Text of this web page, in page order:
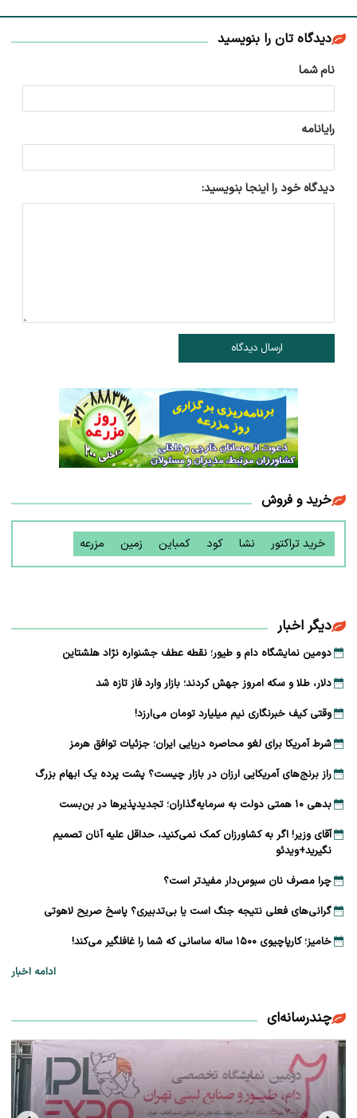
دیدگاه تان را بنویسید
نام شما
رایانامه
دیدگاه خود را اینجا بنویسید:
ارسال دیدگاه
خرید و فروش
خرید تراکتور نشا کود کمباین زمین مزرعه
دیگر اخبار
دومین نمایشگاه دام و طیور؛ نقطه عطف جشنواره نژاد هلشتاین
دلار، طلا و سکه امروز جهش کردند؛ بازار وارد فاز تازه شد
وقتی کیف خبرنگاری نیم میلیارد تومان می‌ارزد!
شرط آمریکا برای لغو محاصره دریایی ایران؛ جزئیات توافق هرمز
راز برنج‌های آمریکایی ارزان در بازار چیست؟ پشت پرده یک ابهام بزرگ
بدهی ۱۰ همتی دولت به سرمایه‌گذاران؛ تجدیدپذیرها در بن‌بست
آقای وزیر! اگر به کشاورزان کمک نمی‌کنید، حداقل علیه آنان تصمیم
نگیرید+ویدئو
چرا مصرف نان سبوس‌دار مفیدتر است؟
گرانی‌های فعلی نتیجه جنگ است یا بی‌تدبیری؟ پاسخ صریح لاهوتی
خامیز؛ کارپاچیوی ۱۵۰۰ ساله ساسانی که شما را غافلگیر می‌کند!
ادامه اخبار
چندرسانه‌ای